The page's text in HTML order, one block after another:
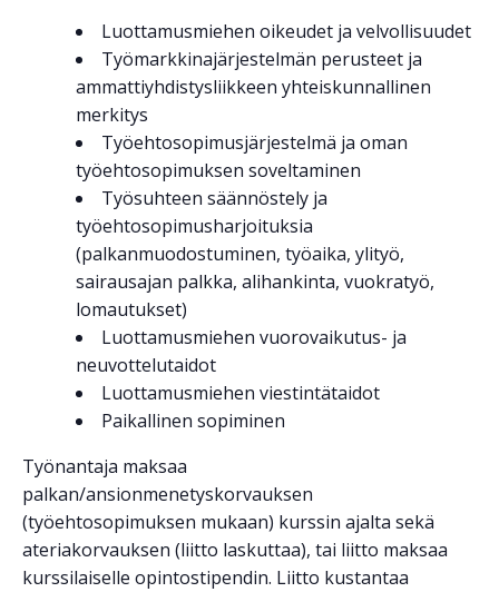
Luottamusmiehen oikeudet ja velvollisuudet
Työmarkkinajärjestelmän perusteet ja
ammattiyhdistysliikkeen yhteiskunnallinen
merkitys
Työehtosopimusjärjestelmä ja oman
työehtosopimuksen soveltaminen
Työsuhteen säännöstely ja
työehtosopimusharjoituksia
(palkanmuodostuminen, työaika, ylityö,
sairausajan palkka, alihankinta, vuokratyö,
lomautukset)
Luottamusmiehen vuorovaikutus- ja
neuvottelutaidot
Luottamusmiehen viestintätaidot
Paikallinen sopiminen
Työnantaja maksaa
palkan/ansionmenetyskorvauksen
(työehtosopimuksen mukaan) kurssin ajalta sekä
ateriakorvauksen (liitto laskuttaa), tai liitto maksaa
kurssilaiselle opintostipendin. Liitto kustantaa